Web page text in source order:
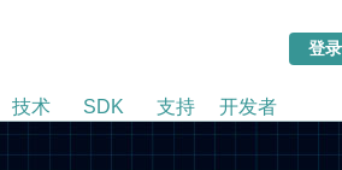
技术 SDK 支持 开发者